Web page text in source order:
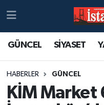
GÜNCEL SİYASET
HABERLER GÜNCEL
KİM Market